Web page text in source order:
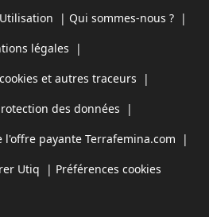
| Qui sommes-nous ? |
légales |
et autres traceurs |
des données |
l'offre payante Terrafemina.com |
Utiq | Préférences cookies